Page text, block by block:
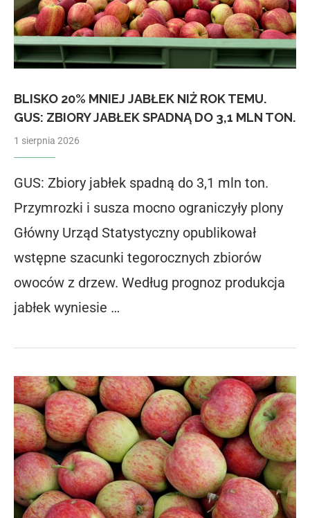
BLISKO 20% MNIEJ JABŁEK NIŻ ROK TEMU.
GUS: ZBIORY JABŁEK SPADNĄ DO 3,1 MLN TON.
1 sierpnia 2026
GUS: Zbiory jabłek spadną do 3,1 mln ton.
Przymrozki i susza mocno ograniczyły plony
Główny Urząd Statystyczny opublikował
wstępne szacunki tegorocznych zbiorów
owoców z drzew. Według prognoz produkcja
jabłek wyniesie …